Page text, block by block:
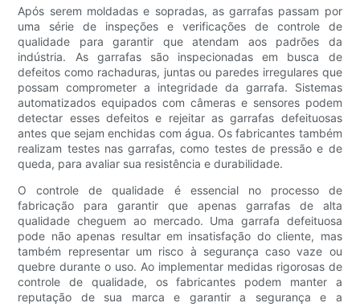
Após serem moldadas e sopradas, as garrafas passam por
uma série de inspeções e verificações de controle de
qualidade para garantir que atendam aos padrões da
indústria. As garrafas são inspecionadas em busca de
defeitos como rachaduras, juntas ou paredes irregulares que
possam comprometer a integridade da garrafa. Sistemas
automatizados equipados com câmeras e sensores podem
detectar esses defeitos e rejeitar as garrafas defeituosas
antes que sejam enchidas com água. Os fabricantes também
realizam testes nas garrafas, como testes de pressão e de
queda, para avaliar sua resistência e durabilidade.
O controle de qualidade é essencial no processo de
fabricação para garantir que apenas garrafas de alta
qualidade cheguem ao mercado. Uma garrafa defeituosa
pode não apenas resultar em insatisfação do cliente, mas
também representar um risco à segurança caso vaze ou
quebre durante o uso. Ao implementar medidas rigorosas de
controle de qualidade, os fabricantes podem manter a
reputação de sua marca e garantir a segurança e a